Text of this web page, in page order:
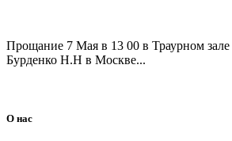
Прощание 7 Мая в 13 00 в Траурном зале
Бурденко Н.Н в Москве...
О нас